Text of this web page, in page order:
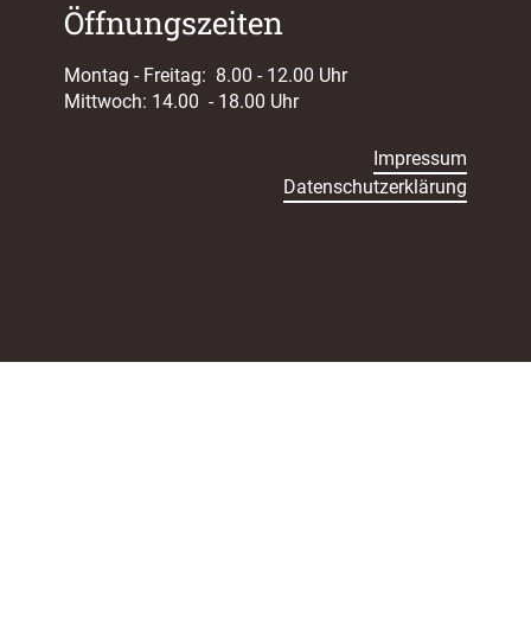
Öffnungszeiten
Montag - Freitag: 8.00 - 12.00 Uhr
Mittwoch: 14.00 - 18.00 Uhr
Impressum
Datenschutzerklärung